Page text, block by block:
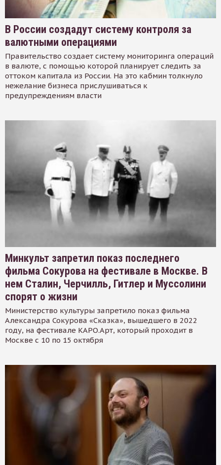
В России создадут систему контроля за
валютными операциями
Правительство создает систему мониторинга операций
в валюте, с помощью которой планирует следить за
оттоком капитала из России. На это кабмин толкнуло
нежелание бизнеса прислушиваться к
предупреждениям власти
Минкульт запретил показ последнего
фильма Сокурова на фестивале в Москве. В
нем Сталин, Черчилль, Гитлер и Муссолини
спорят о жизни
Министерство культуры запретило показ фильма
Александра Сокурова «Сказка», вышедшего в 2022
году, на фестивале КАРО.Арт, который проходит в
Москве с 10 по 15 октября